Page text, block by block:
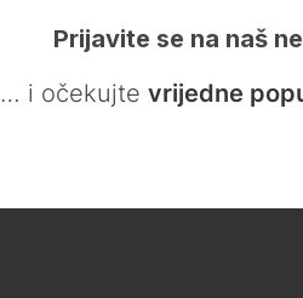
Prijavite se na naš
… i očekujte vrijedne